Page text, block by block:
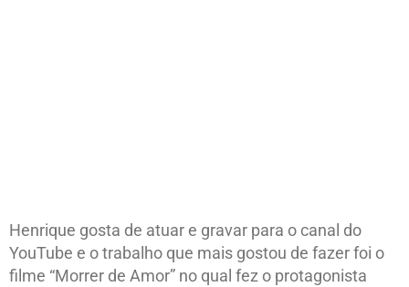
Henrique gosta de atuar e gravar para o canal do
YouTube e o trabalho que mais gostou de fazer foi o
filme “Morrer de Amor” no qual fez o protagonista